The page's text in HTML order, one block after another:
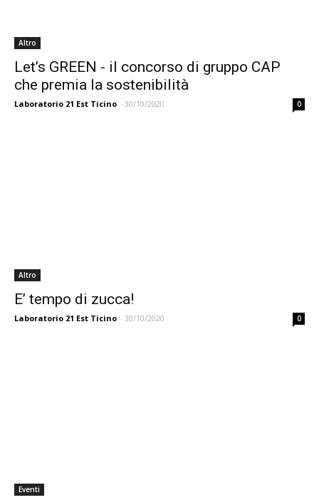
Altro
Let’s GREEN - il concorso di gruppo CAP
che premia la sostenibilità
Laboratorio 21 Est Ticino - 30/10/2020 0
Altro
E’ tempo di zucca!
Laboratorio 21 Est Ticino - 30/10/2020 0
Eventi